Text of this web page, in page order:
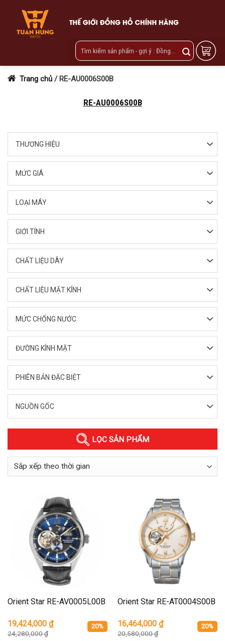
content
Trang chủ / RE-AU0006S00B
RE-AU0006S00B
THƯƠNG HIỆU
MỨC GIÁ
LOẠI MÁY
GIỚI TÍNH
CHẤT LIỆU DÂY
CHẤT LIỆU MẶT KÍNH
MỨC CHỐNG NƯỚC
ĐƯỜNG KÍNH MẶT
PHIÊN BẢN ĐẶC BIỆT
NGUỒN GỐC
LỌC SẢN PHẨM
Orient Star RE-AV0005L00B
19,424,000 ₫
24,280,000₫
20%
Orient Star RE-AT0004S00B
16,464,000 ₫
20,580,000₫
20%